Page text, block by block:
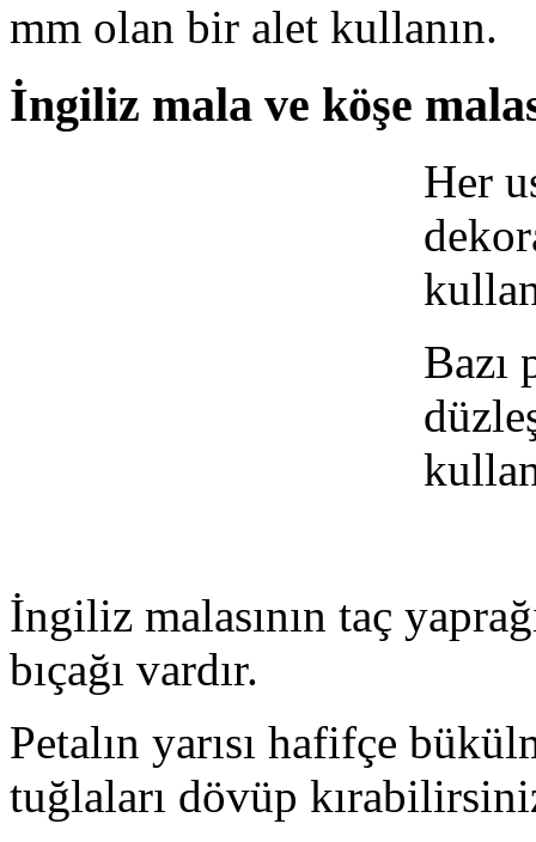
mm olan bir alet kullanın.
İngiliz mala ve köşe
Her
Bazı
İngiliz malasının taç
bıçağı vardır.
Petalın yarısı hafifçe
tuğlaları dövüp